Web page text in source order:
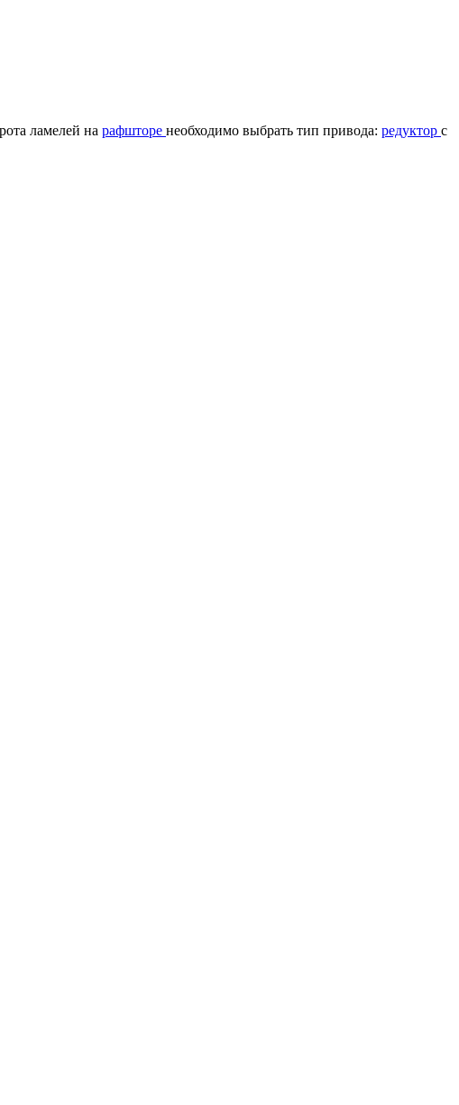
ламелей на рафшторе необходимо выбрать тип привода: редуктор с